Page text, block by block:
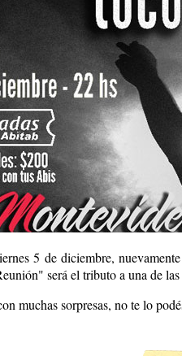
5 de diciembre,
será el tributo a una de
muchas sorpresas, no te lo